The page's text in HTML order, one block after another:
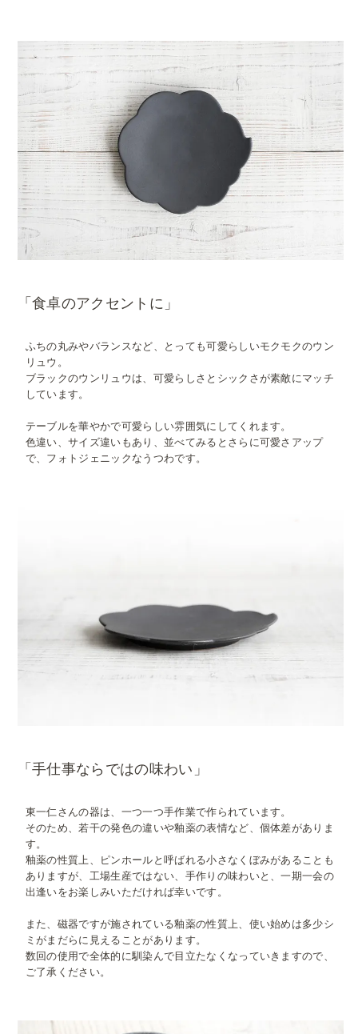
「食卓のアクセントに」
ふちの丸みやバランスなど、とっても可愛らしいモクモクのウン
リュウ。
ブラックのウンリュウは、可愛らしさとシックさが素敵にマッチ
しています。
テーブルを華やかで可愛らしい雰囲気にしてくれます。
色違い、サイズ違いもあり、並べてみるとさらに可愛さアップ
で、フォトジェニックなうつわです。
「手仕事ならではの味わい」
東一仁さんの器は、一つ一つ手作業で作られています。
そのため、若干の発色の違いや釉薬の表情など、個体差がありま
す。
釉薬の性質上、ピンホールと呼ばれる小さなくぼみがあることも
ありますが、工場生産ではない、手作りの味わいと、一期一会の
出逢いをお楽しみいただければ幸いです。
また、磁器ですが施されている釉薬の性質上、使い始めは多少シ
ミがまだらに見えることがあります。
数回の使用で全体的に馴染んで目立たなくなっていきますので、
ご了承ください。